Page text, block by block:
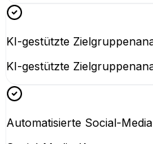
KI-gestützte
KI-gestützte
Automatisierte Social-